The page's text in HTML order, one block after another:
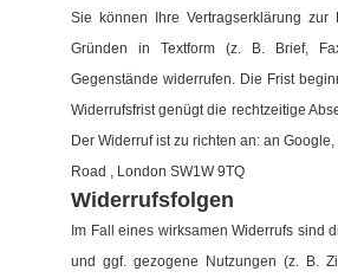
Sie können Ihre Vertragserklärung
Gründen in Textform (z. B. Brief,
Gegenstände widerrufen. Die Frist
Widerrufsfrist genügt die rechtzeitige
Der Widerruf ist zu richten an: an
Road , London SW1W 9TQ
Widerrufsfolgen
Im Fall eines wirksamen Widerrufs sind
und ggf. gezogene Nutzungen (z. B.